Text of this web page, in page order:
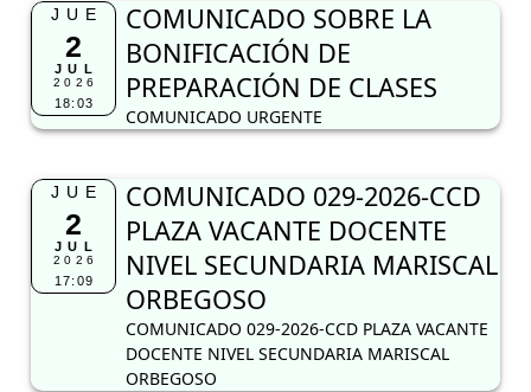
JUE
2
JUL
2026
18:03
COMUNICADO SOBRE LA
BONIFICACIÓN DE
PREPARACIÓN DE CLASES
COMUNICADO URGENTE
JUE
2
JUL
2026
17:09
COMUNICADO 029-2026-CCD
PLAZA VACANTE DOCENTE
NIVEL SECUNDARIA MARISCAL
ORBEGOSO
COMUNICADO 029-2026-CCD PLAZA VACANTE
DOCENTE NIVEL SECUNDARIA MARISCAL
ORBEGOSO